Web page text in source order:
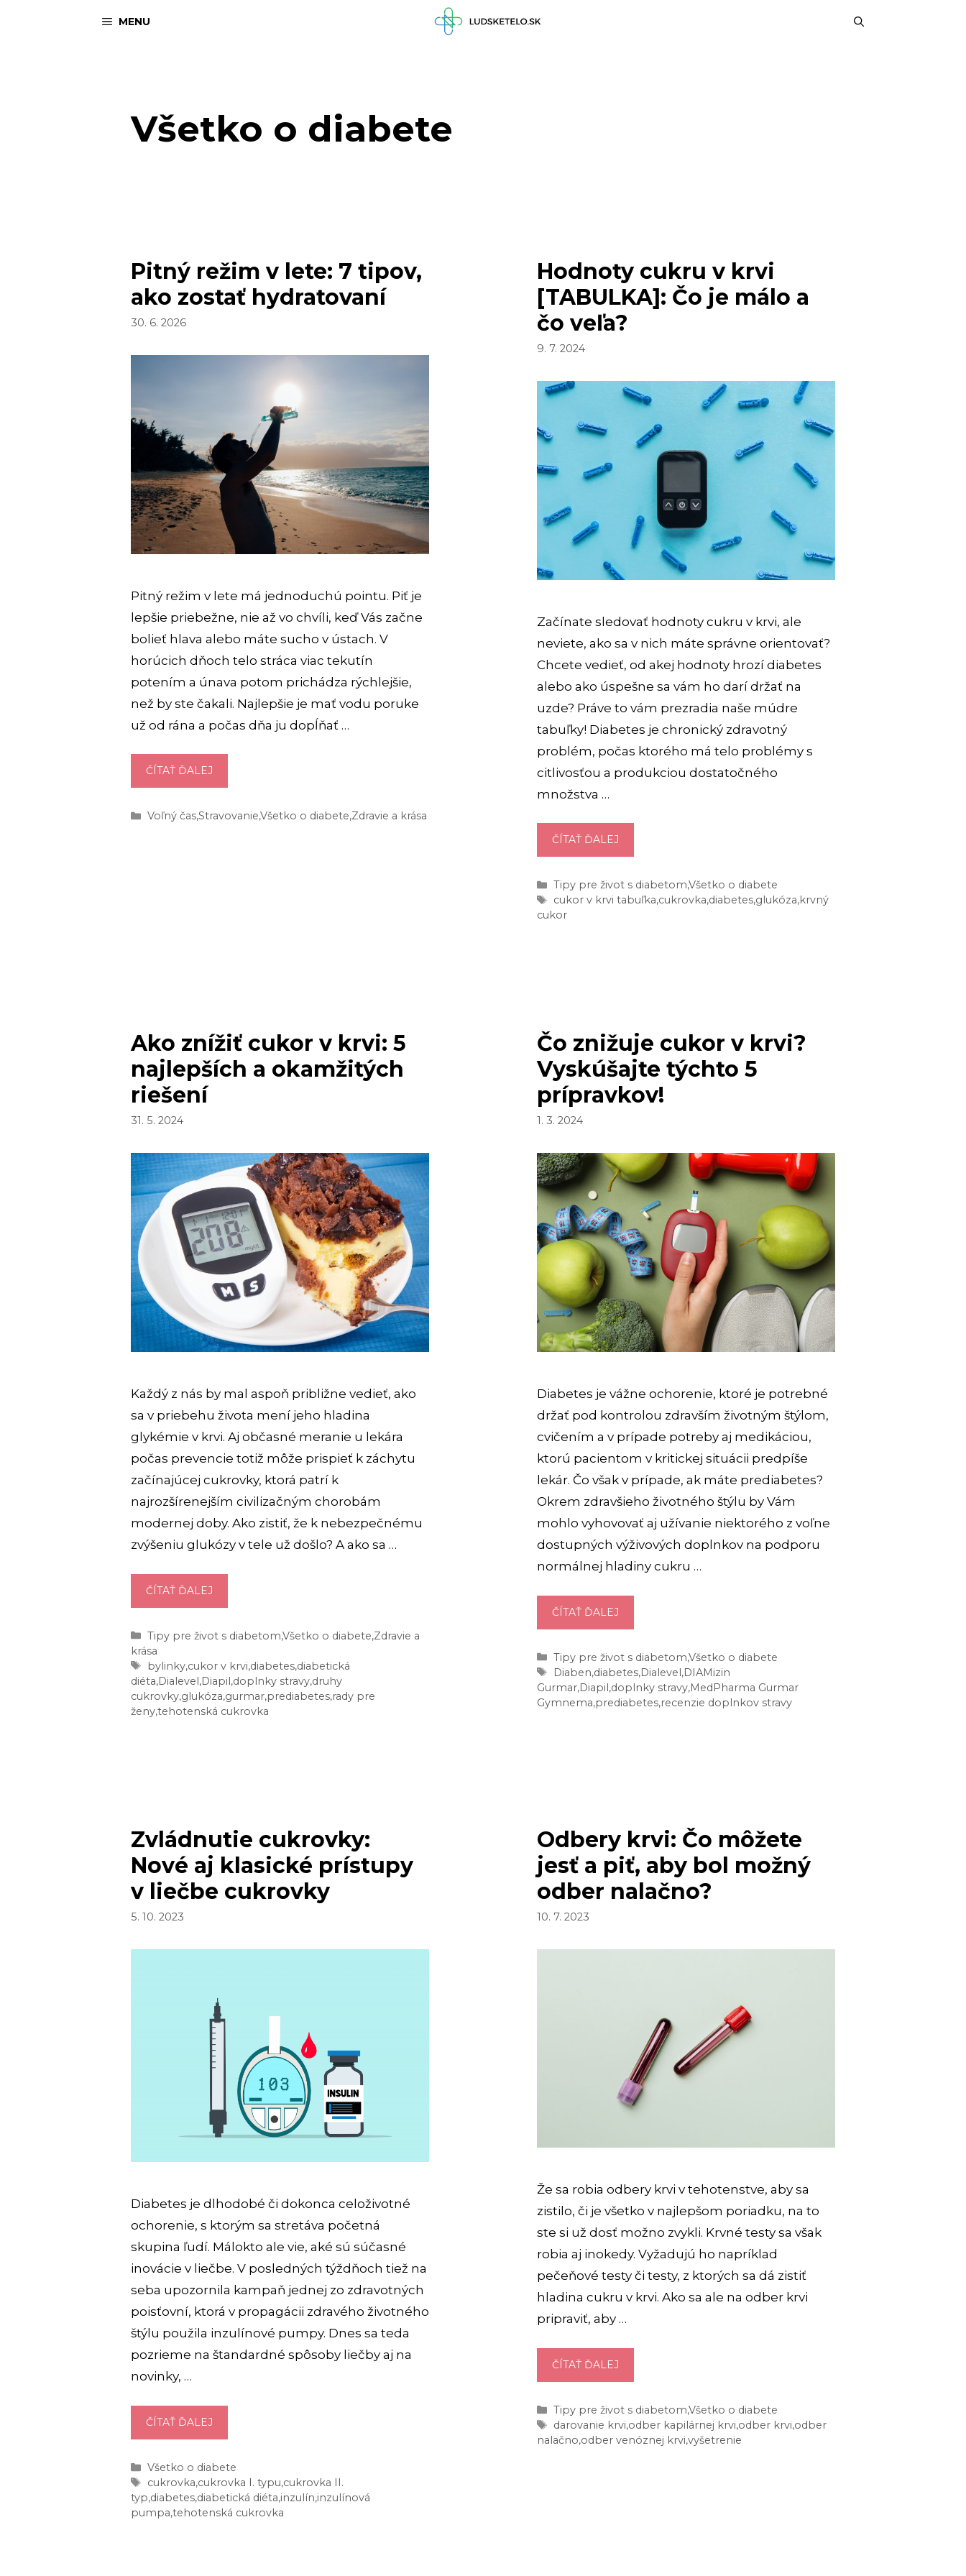
MENU
Všetko o diabete
Pitný režim v lete: 7 tipov,
ako zostať hydratovaní
30. 6. 2026
Pitný režim v lete má jednoduchú pointu. Piť je
lepšie priebežne, nie až vo chvíli, keď Vás začne
bolieť hlava alebo máte sucho v ústach. V
horúcich dňoch telo stráca viac tekutín
potením a únava potom prichádza rýchlejšie,
než by ste čakali. Najlepšie je mať vodu poruke
už od rána a počas dňa ju dopĺňať …
ČÍTAŤ ĎALEJ
REŽIM
Kategórie
Voľný čas,Stravovanie,Všetko o diabete,Zdravie a krása
Hodnoty cukru v krvi
[TABULKA]: Čo je málo a
čo veľa?
9. 7. 2024
Začínate sledovať hodnoty cukru v krvi, ale
neviete, ako sa v nich máte správne orientovať?
Chcete vedieť, od akej hodnoty hrozí diabetes
alebo ako úspešne sa vám ho darí držať na
uzde? Práve to vám prezradia naše múdre
tabuľky! Diabetes je chronický zdravotný
problém, počas ktorého má telo problémy s
citlivosťou a produkciou dostatočného
množstva …
ČÍTAŤ ĎALEJ
CUKRU
KRVI
Kategórie
Tipy pre život s diabetom,Všetko o diabete
Značky
cukor v krvi tabuľka,cukrovka,diabetes,glukóza,krvný
cukor
Ako znížiť cukor v krvi: 5
najlepších a okamžitých
riešení
31. 5. 2024
Každý z nás by mal aspoň približne vedieť, ako
sa v priebehu života mení jeho hladina
glykémie v krvi. Aj občasné meranie u lekára
počas prevencie totiž môže prispieť k záchytu
začínajúcej cukrovky, ktorá patrí k
najrozšírenejším civilizačným chorobám
modernej doby. Ako zistiť, že k nebezpečnému
zvýšeniu glukózy v tele už došlo? A ako sa …
ČÍTAŤ ĎALEJ
ZNÍŽIŤ
V
KRVI:
5
NAJLEPŠÍCH
A
Kategórie
Tipy pre život s diabetom,Všetko o diabete,Zdravie a
krása
Značky
bylinky,cukor v krvi,diabetes,diabetická
diéta,Dialevel,Diapil,doplnky stravy,druhy
cukrovky,glukóza,gurmar,prediabetes,rady pre
ženy,tehotenská cukrovka
Čo znižuje cukor v krvi?
Vyskúšajte týchto 5
prípravkov!
1. 3. 2024
Diabetes je vážne ochorenie, ktoré je potrebné
držať pod kontrolou zdravším životným štýlom,
cvičením a v prípade potreby aj medikáciou,
ktorú pacientom v kritickej situácii predpíše
lekár. Čo však v prípade, ak máte prediabetes?
Okrem zdravšieho životného štýlu by Vám
mohlo vyhovovať aj užívanie niektorého z voľne
dostupných výživových doplnkov na podporu
normálnej hladiny cukru …
ČÍTAŤ ĎALEJ
ZNIŽUJE
V
KRVI?
VYSKÚŠAJTE
Kategórie
Tipy pre život s diabetom,Všetko o diabete
Značky
Diaben,diabetes,Dialevel,DIAMizin
Gurmar,Diapil,doplnky stravy,MedPharma Gurmar
Gymnema,prediabetes,recenzie doplnkov stravy
Zvládnutie cukrovky:
Nové aj klasické prístupy
v liečbe cukrovky
5. 10. 2023
Diabetes je dlhodobé či dokonca celoživotné
ochorenie, s ktorým sa stretáva početná
skupina ľudí. Málokto ale vie, aké sú súčasné
inovácie v liečbe. V posledných týždňoch tiež na
seba upozornila kampaň jednej zo zdravotných
poisťovní, ktorá v propagácii zdravého životného
štýlu použila inzulínové pumpy. Dnes sa teda
pozrieme na štandardné spôsoby liečby aj na
novinky, …
ČÍTAŤ ĎALEJ
CUKROVKY:
AJ
KLASICKÉ
PRÍSTUPY
Kategórie
Všetko o diabete
Značky
cukrovka,cukrovka I. typu,cukrovka II.
typ,diabetes,diabetická diéta,inzulín,inzulínová
pumpa,tehotenská cukrovka
Odbery krvi: Čo môžete
jesť a piť, aby bol možný
odber nalačno?
10. 7. 2023
Že sa robia odbery krvi v tehotenstve, aby sa
zistilo, či je všetko v najlepšom poriadku, na to
ste si už dosť možno zvykli. Krvné testy sa však
robia aj inokedy. Vyžadujú ho napríklad
pečeňové testy či testy, z ktorých sa dá zistiť
hladina cukru v krvi. Ako sa ale na odber krvi
pripraviť, aby …
ČÍTAŤ ĎALEJ
KRVI:
MÔŽETE
JESŤ
Kategórie
Tipy pre život s diabetom,Všetko o diabete
Značky
darovanie krvi,odber kapilárnej krvi,odber krvi,odber
nalačno,odber venóznej krvi,vyšetrenie